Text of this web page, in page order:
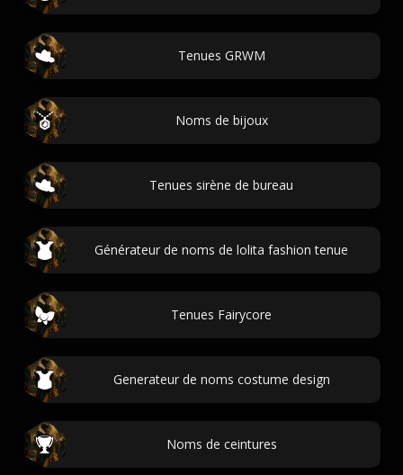
Tenues GRWM
Noms de bijoux
Tenues sirène de bureau
Générateur de noms de lolita fashion tenue
Tenues Fairycore
Generateur de noms costume design
Noms de ceintures